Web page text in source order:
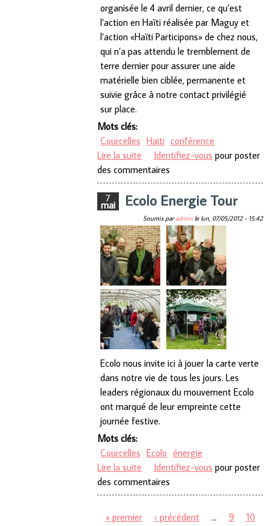
organisée le 4 avril dernier, ce qu’est
l’action en Haïti réalisée par Maguy et
l’action «Haïti Participons» de chez nous,
qui n’a pas attendu le tremblement de
terre dernier pour assurer une aide
matérielle bien ciblée, permanente et
suivie grâce à notre contact privilégié
sur place.
Mots clés:
Courcelles Haiti conférence
Lire la suite de Haiti Participons
Identifiez-vous pour poster
des commentaires
7
mai Ecolo Energie Tour
Soumis paradmin lelun, 07/05/2012 - 15:42
Ecolo nous invite ici à jouer la carte verte
dans notre vie de tous les jours. Les
leaders régionaux du mouvement Ecolo
ont marqué de leur empreinte cette
journée festive.
Mots clés:
Courcelles Ecolo énergie
Lire la suite de Ecolo Energie Tour
Identifiez-vous pour poster
des commentaires
« premier ‹ précédent … 9
10